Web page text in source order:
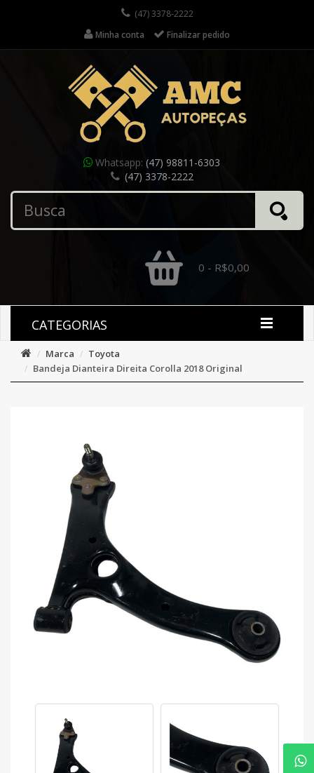
(47) 3378-2222
Minha conta
Finalizar pedido
Whatsapp: (47) 98811-6303
(47) 3378-2222
0 - R$0,00
CATEGORIAS
Marca
Toyota
Bandeja Dianteira Direita Corolla 2018 Original